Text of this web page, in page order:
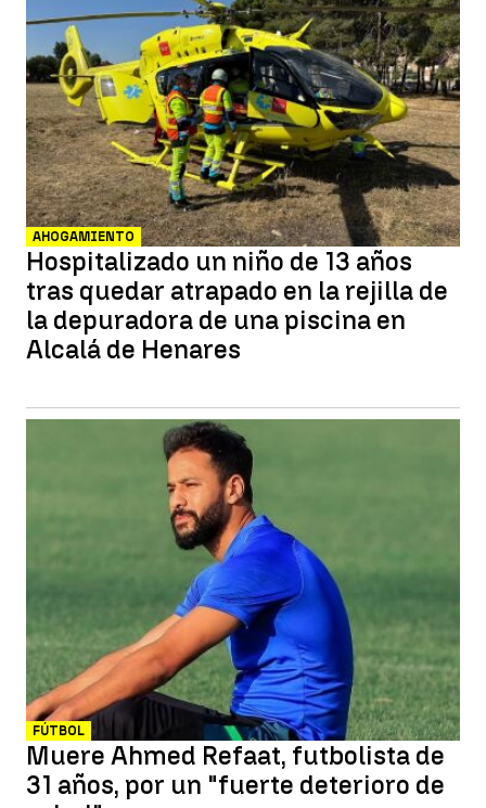
AHOGAMIENTO
Hospitalizado un niño de 13 años
tras quedar atrapado en la rejilla de
la depuradora de una piscina en
Alcalá de Henares
FÚTBOL
Muere Ahmed Refaat, futbolista de
31 años, por un "fuerte deterioro de